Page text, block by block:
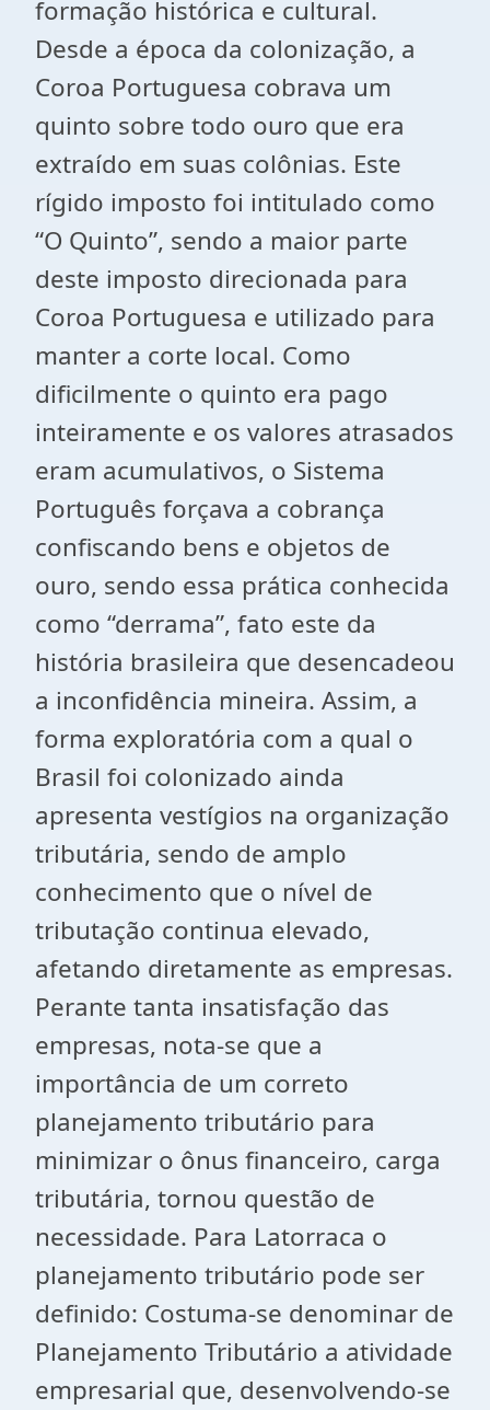
formação histórica e cultural.
Desde a época da colonização, a
Coroa Portuguesa cobrava um
quinto sobre todo ouro que era
extraído em suas colônias. Este
rígido imposto foi intitulado como
“O Quinto”, sendo a maior parte
deste imposto direcionada para
Coroa Portuguesa e utilizado para
manter a corte local. Como
dificilmente o quinto era pago
inteiramente e os valores atrasados
eram acumulativos, o Sistema
Português forçava a cobrança
confiscando bens e objetos de
ouro, sendo essa prática conhecida
como “derrama”, fato este da
história brasileira que desencadeou
a inconfidência mineira. Assim, a
forma exploratória com a qual o
Brasil foi colonizado ainda
apresenta vestígios na organização
tributária, sendo de amplo
conhecimento que o nível de
tributação continua elevado,
afetando diretamente as empresas.
Perante tanta insatisfação das
empresas, nota-se que a
importância de um correto
planejamento tributário para
minimizar o ônus financeiro, carga
tributária, tornou questão de
necessidade. Para Latorraca o
planejamento tributário pode ser
definido: Costuma-se denominar de
Planejamento Tributário a atividade
empresarial que, desenvolvendo-se